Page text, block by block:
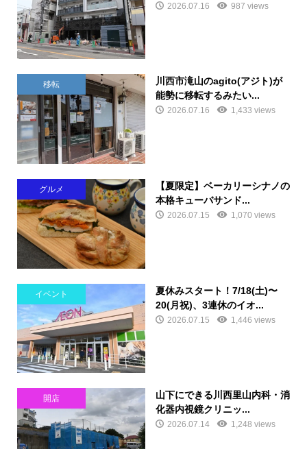
2026.07.16 987 views
移転
川西市滝山のagito(アジト)が
能勢に移転するみたい...
2026.07.16 1,433 views
グルメ
【夏限定】ベーカリーシナノの
本格キューバサンド...
2026.07.15 1,070 views
イベント
夏休みスタート！7/18(土)〜
20(月祝)、3連休のイオ...
2026.07.15 1,446 views
開店
山下にできる川西里山内科・消
化器内視鏡クリニッ...
2026.07.14 1,248 views